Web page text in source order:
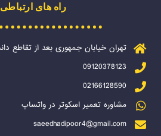
راه های
تهران خیابان جمهوری بعد از تقاطع
09120378123
02166128590
مشاوره تعمیر اسکوتر در واتساپ
saeedhadipoor4@gmail.com